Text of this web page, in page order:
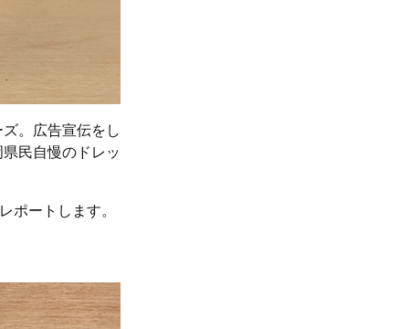
。広告宣伝をし
民自慢のドレッ
ートします。